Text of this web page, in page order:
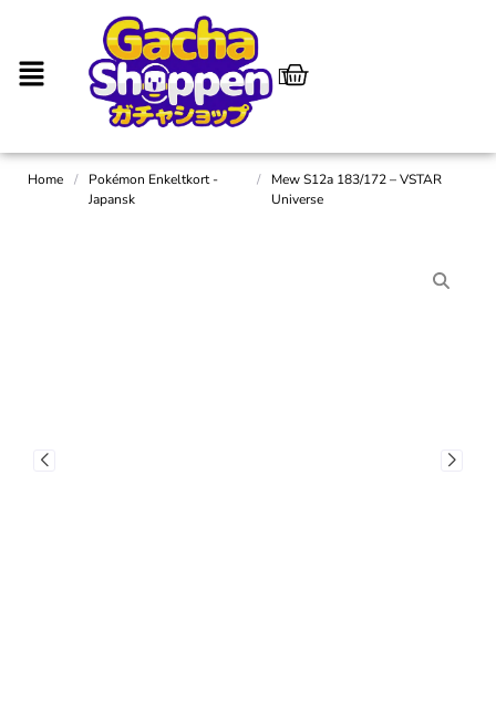
Home /
Pokémon Enkeltkort -
Japansk
/
Mew S12a 183/172 – VSTAR
Universe